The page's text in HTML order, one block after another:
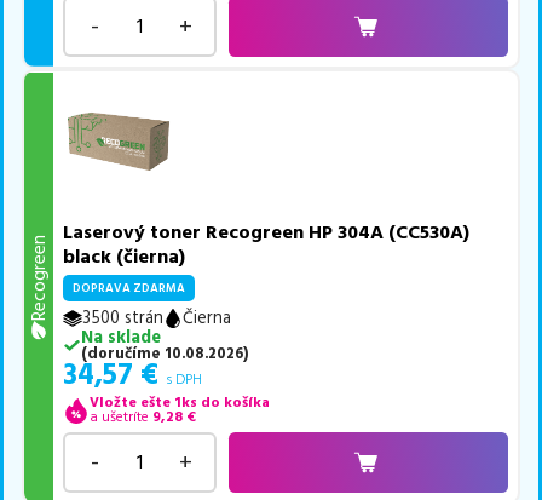
- +
Recogreen
Laserový toner Recogreen HP 304A (CC530A)
black (čierna)
DOPRAVA ZDARMA
3500 strán
Čierna
Na sklade
(doručíme 10.08.2026)
34,57 € s DPH
Vložte ešte 1ks do košíka
a ušetríte 9,28 €
- +